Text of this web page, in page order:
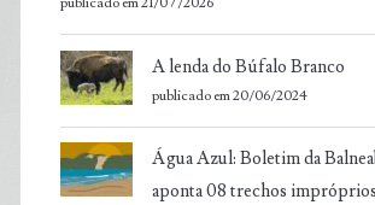
A lenda do Búfalo Branco
publicado em 20/06/2024
Água Azul: Boletim da
aponta 08 trechos